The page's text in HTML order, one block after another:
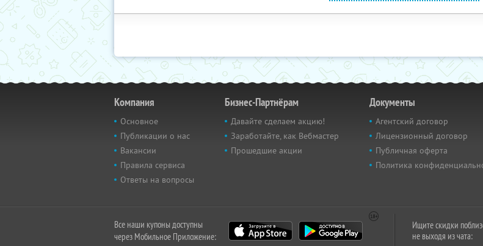
Компания
Основное
Публикации о нас
Вакансии
Правила сервиса
Ответы на вопросы
Бизнес-Партнёрам
Давайте сделаем акцию!
Заработайте, как Вебмастер
Прошедшие акции
Документы
Агентский договор
Лицензионный договор
Публичная оферта
Политика
Все наши купоны доступны
через Мобильное Приложение:
Ищите скидки
не выходя из чата: